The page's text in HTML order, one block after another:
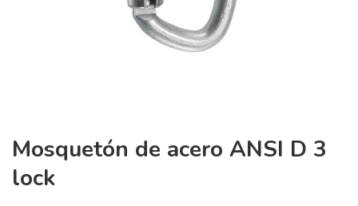
Mosquetón de acero ANSI D 3
lock